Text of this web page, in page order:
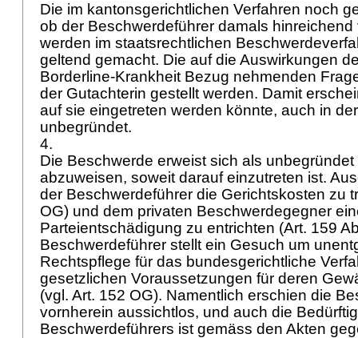
Die im kantonsgerichtlichen Verfahren noch
ob der Beschwerdeführer damals hinreichend
werden im staatsrechtlichen
geltend gemacht. Die auf die Auswirkungen
Borderline-Krankheit Bezug nehmenden
der Gutachterin gestellt werden. Damit
auf sie eingetreten werden könnte, auch in
unbegründet.
4.
Die Beschwerde erweist sich als
abzuweisen, soweit darauf einzutreten ist.
der Beschwerdeführer die Gerichtskosten zu
OG) und dem privaten Beschwerdegegner
Parteientschädigung zu entrichten (Art. 159
Beschwerdeführer stellt ein Gesuch um
Rechtspflege für das bundesgerichtliche
gesetzlichen Voraussetzungen für deren
(vgl. Art. 152 OG). Namentlich erschien die
vornherein aussichtlos, und auch die
Beschwerdeführers ist gemäss den Akten